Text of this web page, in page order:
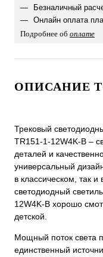
Безналичный
Онлайн оплата
Подробнее об оплате
ОПИСАНИЕ
Трековый
TR151-1-12W4K-B –
деталей и
универсальный
в классическом, так
светодиодный
12W4K-B хорошо
детской.
Мощный поток света
единственный